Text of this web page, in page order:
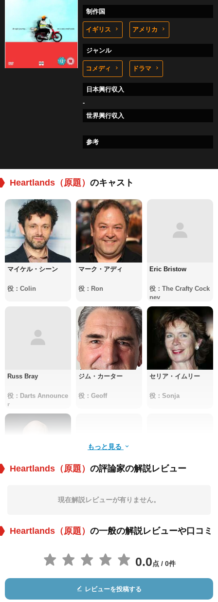
制作国
イギリス アメリカ
ジャンル
コメディ ドラマ
日本興行収入
-
世界興行収入
参考
Heartlands（原題） のキャスト
マイケル・シーン
役：Colin
マーク・アディ
役：Ron
Eric Bristow
役：The Crafty Cock
ney
Russ Bray
役：Darts Announce
r
ジム・カーター
役：Geoff
セリア・イムリー
役：Sonja
役：Sarah 役：Sandra
Paul Shane
もっと見る
Heartlands（原題） の評論家の解説レビュー
現在解説レビューが有りません。
Heartlands（原題） の一般の解説レビューや口コミ
0.0点 / 0件
レビューを投稿する